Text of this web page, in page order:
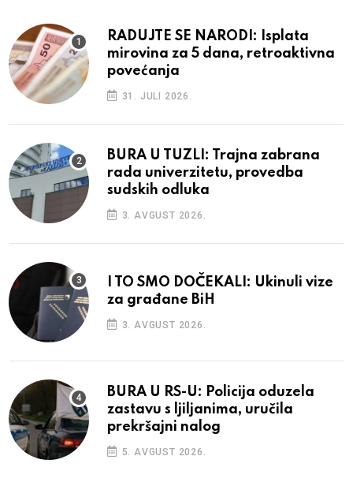
RADUJTE SE NARODI: Isplata
mirovina za 5 dana, retroaktivna
povećanja
31. JULI 2026.
BURA U TUZLI: Trajna zabrana
rada univerzitetu, provedba
sudskih odluka
3. AVGUST 2026.
I TO SMO DOČEKALI: Ukinuli vize
za građane BiH
3. AVGUST 2026.
BURA U RS-U: Policija oduzela
zastavu s ljiljanima, uručila
prekršajni nalog
5. AVGUST 2026.